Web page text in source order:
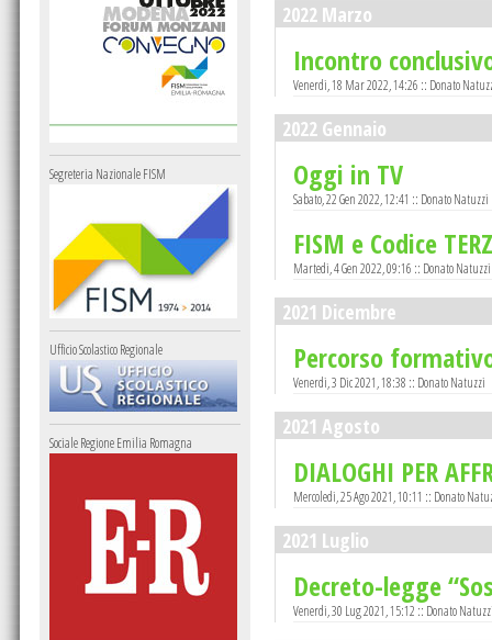
2022 Marzo
Incontro
Venerdi, 18 Mar 2022, 14:26 :: Donato
2022 Gennaio
Oggi in TV
Sabato, 22 Gen 2022, 12:41 :: Donato Natuzzi
FISM e Codice
Martedi, 4 Gen 2022, 09:16 :: Donato Natuzzi
2021 Dicembre
Percorso
Venerdi, 3 Dic 2021, 18:38 :: Donato Natuzzi
2021 Agosto
DIALOGHI PER
Mercoledi, 25 Ago 2021, 10:11 :: Donato
2021 Luglio
Decreto-legge
Venerdi, 30 Lug 2021, 15:12 :: Donato
Segreteria Nazionale FISM
Ufficio Scolastico Regionale
Sociale Regione Emilia Romagna